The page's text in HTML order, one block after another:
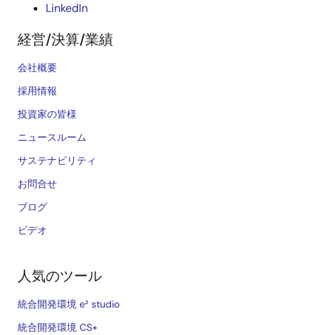
LinkedIn
経営/決算/業績
会社概要
採用情報
投資家の皆様
ニュースルーム
サステナビリティ
お問合せ
ブログ
ビデオ
人気のツール
統合開発環境 e² studio
統合開発環境 CS+